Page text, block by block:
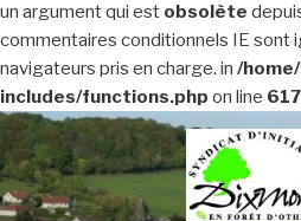
un argument qui est obsolète
commentaires conditionnels IE sont
navigateurs pris en charge. in /
includes/functions.php on line
Aller
au
contenu
principal